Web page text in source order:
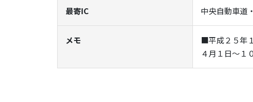
最寄IC 中央自動車道
メモ
■平成２５年
４月１日～１